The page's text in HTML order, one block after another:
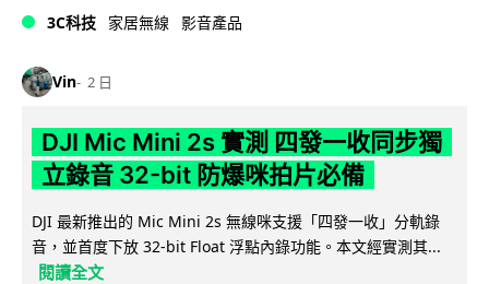
3C科技 家居無線 影音產品
Vin 2 日
DJI Mic Mini 2s 實測 四發一收同步獨
立錄音 32-bit 防爆咪拍片必備
DJI 最新推出的 Mic Mini 2s 無線咪支援「四發一收」分軌錄
音，並首度下放 32-bit Float 浮點內錄功能。本文經實測其...
閱讀全文